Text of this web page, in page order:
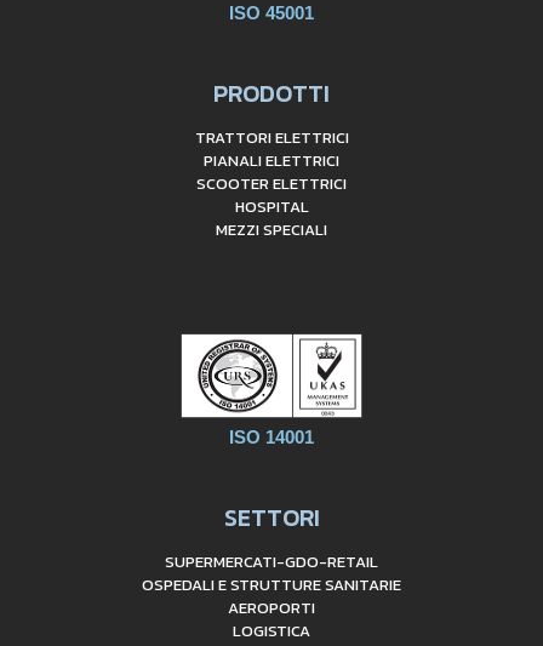
ISO 45001
PRODOTTI
TRATTORI ELETTRICI
PIANALI ELETTRICI
SCOOTER ELETTRICI
HOSPITAL
MEZZI SPECIALI
ISO 14001
SETTORI
SUPERMERCATI-GDO-RETAIL
OSPEDALI E STRUTTURE SANITARIE
AEROPORTI
LOGISTICA